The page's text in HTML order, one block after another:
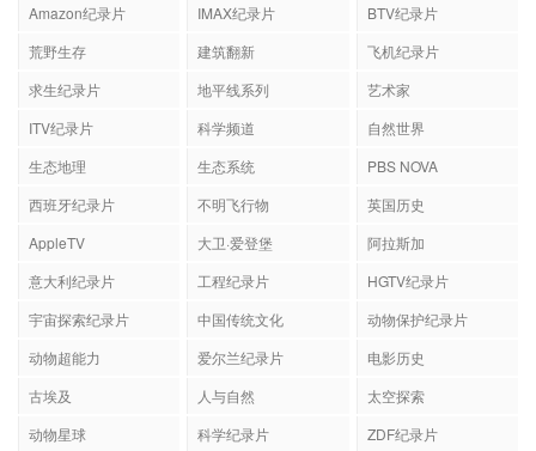
Amazon纪录片
IMAX纪录片
BTV纪录片
荒野生存
建筑翻新
飞机纪录片
求生纪录片
地平线系列
艺术家
ITV纪录片
科学频道
自然世界
生态地理
生态系统
PBS NOVA
西班牙纪录片
不明飞行物
英国历史
AppleTV
大卫·爱登堡
阿拉斯加
意大利纪录片
工程纪录片
HGTV纪录片
宇宙探索纪录片
中国传统文化
动物保护纪录片
动物超能力
爱尔兰纪录片
电影历史
古埃及
人与自然
太空探索
动物星球
科学纪录片
ZDF纪录片